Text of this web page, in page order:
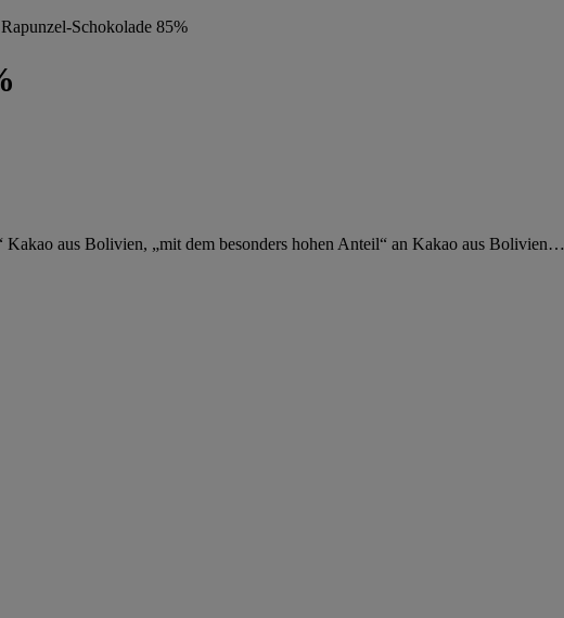
Rapunzel-Schokolade 85%
aus Bolivien, „mit dem besonders hohen Anteil“ an Kakao aus Bolivien…